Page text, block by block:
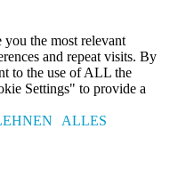
the most relevant
and repeat visits. By
to the use of ALL the
Settings" to provide a
ALLES